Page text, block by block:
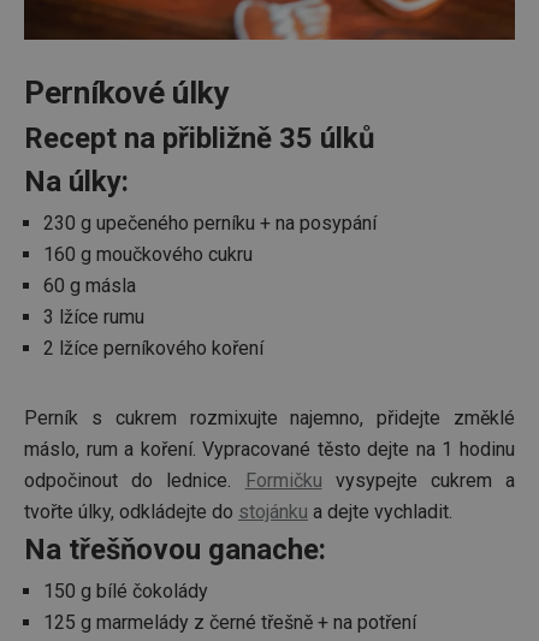
Perníkové úlky
Recept na přibližně 35 úlků
Na úlky:
230 g upečeného perníku + na posypání
160 g moučkového cukru
60 g másla
3 lžíce rumu
2 lžíce perníkového koření
Perník s cukrem rozmixujte najemno, přidejte změklé
máslo, rum a koření. Vypracované těsto dejte na 1 hodinu
odpočinout do lednice.
Formičku vysypejte cukrem a
tvořte úlky, odkládejte do stojánku a dejte vychladit.
Na třešňovou ganache:
150 g bílé čokolády
125 g marmelády z černé třešně + na potření